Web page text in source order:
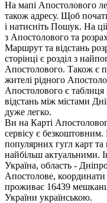
На мапі Апостолового
також адресу. Щоб
і натисніть Пошук. На
з Апостолового та
Маршрут та відстань
сторінці є розділ з
Апостолового. Також є
жителі рідного
Апостолового є таблиця
відстань між містами
дуже легко.
Ви на Карті
сервісу є безкоштовним.
популярних гугл карт
найбільш актуальними.
Україна, область -
Апостолове,
проживає 16439
України українською.